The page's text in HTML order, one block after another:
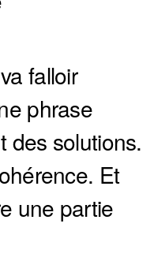
falloir
phrase
des solutions.
Et
une partie